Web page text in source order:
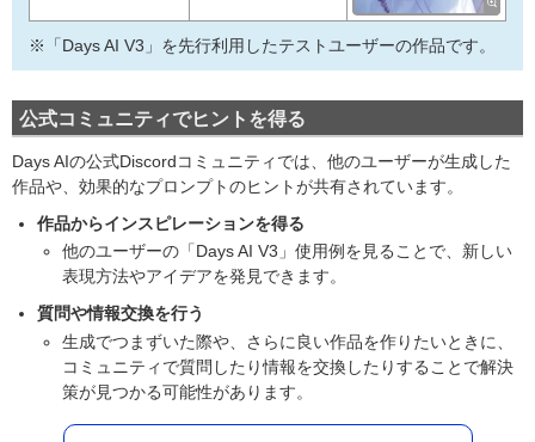
※「Days AI V3」を先行利用したテストユーザーの作品です。
公式コミュニティでヒントを得る
Days AIの公式Discordコミュニティでは、他のユーザーが生成した
作品や、効果的なプロンプトのヒントが共有されています。
作品からインスピレーションを得る
他のユーザーの「Days AI V3」使用例を見ることで、新しい
表現方法やアイデアを発見できます。
質問や情報交換を行う
生成でつまずいた際や、さらに良い作品を作りたいときに、
コミュニティで質問したり情報を交換したりすることで解決
策が見つかる可能性があります。